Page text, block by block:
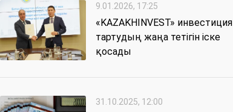
9.01.2026, 17:25
«KAZAKHINVEST» инвестиция
тартудың жаңа тетігін іске
қосады
31.10.2025, 12:00